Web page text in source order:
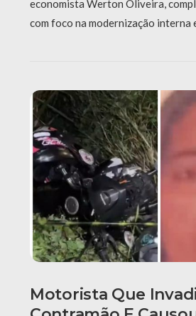
economista Werton Oliveira,
com foco na modernização interna
Motorista Que